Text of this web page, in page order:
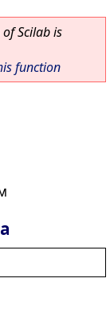
Scilab is
function